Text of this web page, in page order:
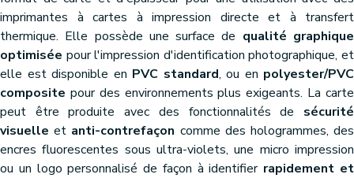
imprimantes à cartes à impression directe et à transfert
thermique. Elle possède une surface de qualité graphique
optimisée pour l'impression d'identification photographique, et
elle est disponible en PVC standard, ou en polyester/PVC
composite pour des environnements plus exigeants. La carte
peut être produite avec des fonctionnalités de sécurité
visuelle et anti-contrefaçon comme des hologrammes, des
encres fluorescentes sous ultra-violets, une micro impression
ou un logo personnalisé de façon à identifier rapidement et